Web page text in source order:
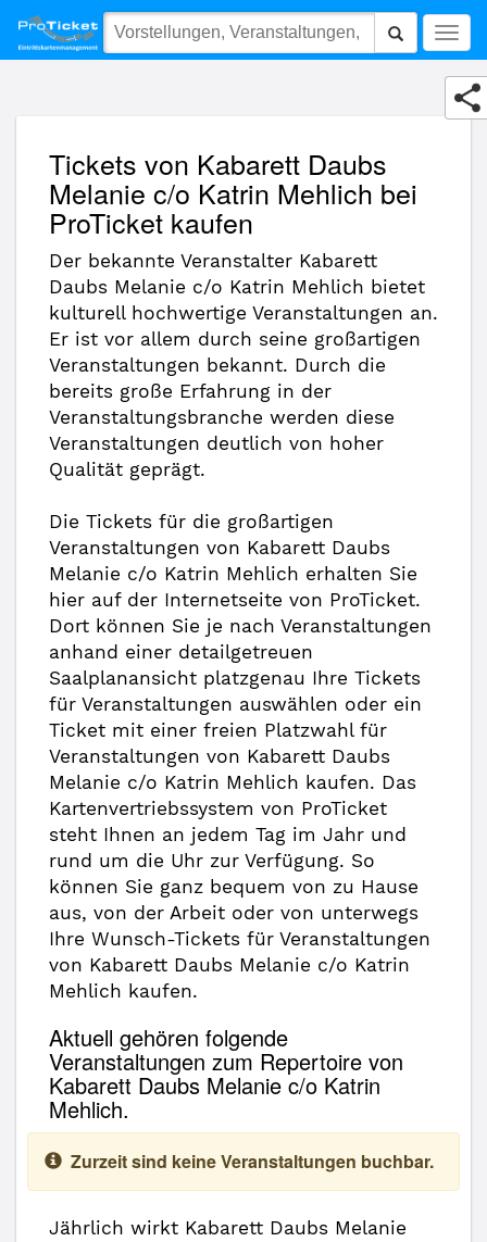
Kabarett Daubs Melanie c/o Katrin Mehlich
Tickets von Kabarett Daubs
Melanie c/o Katrin Mehlich bei
ProTicket kaufen
Der bekannte Veranstalter Kabarett
Daubs Melanie c/o Katrin Mehlich bietet
kulturell hochwertige Veranstaltungen an.
Er ist vor allem durch seine großartigen
Veranstaltungen bekannt. Durch die
bereits große Erfahrung in der
Veranstaltungsbranche werden diese
Veranstaltungen deutlich von hoher
Qualität geprägt.
Die Tickets für die großartigen
Veranstaltungen von Kabarett Daubs
Melanie c/o Katrin Mehlich erhalten Sie
hier auf der Internetseite von ProTicket.
Dort können Sie je nach Veranstaltungen
anhand einer detailgetreuen
Saalplanansicht platzgenau Ihre Tickets
für Veranstaltungen auswählen oder ein
Ticket mit einer freien Platzwahl für
Veranstaltungen von Kabarett Daubs
Melanie c/o Katrin Mehlich kaufen. Das
Kartenvertriebssystem von ProTicket
steht Ihnen an jedem Tag im Jahr und
rund um die Uhr zur Verfügung. So
können Sie ganz bequem von zu Hause
aus, von der Arbeit oder von unterwegs
Ihre Wunsch-Tickets für Veranstaltungen
von Kabarett Daubs Melanie c/o Katrin
Mehlich kaufen.
Aktuell gehören folgende
Veranstaltungen zum Repertoire von
Kabarett Daubs Melanie c/o Katrin
Mehlich.
Zurzeit sind keine Veranstaltungen buchbar.
Jährlich wirkt Kabarett Daubs Melanie